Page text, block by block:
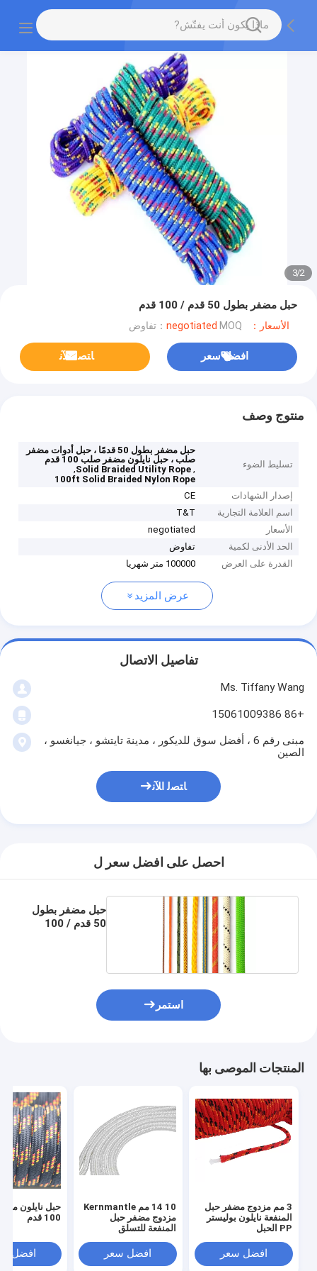
2
/
3
حبل مضفر بطول 50 قدم / 100 قدم
الأسعار：negotiated MOQ：تفاوض
افضل سعر ﺎﺘﺼﻟ ﺍﻶﻧ
منتوج وصف
تسليط الضوء
حبل مضفر بطول 50 قدمًا ، حبل أدوات مضفر
صلب ، حبل نايلون مضفر صلب 100 قدم
,
Solid Braided Utility Rope
,
100ft Solid Braided Nylon Rope
إصدار الشهادات
CE
اسم العلامة التجارية
T&T
الأسعار
negotiated
الحد الأدنى لكمية
تفاوض
القدرة على العرض
100000 متر شهريا
عرض المزيد
تفاصيل الاتصال
Ms. Tiffany Wang
+86 15061009386
مبنى رقم 6 ، أفضل سوق للديكور ، مدينة تايتشو ، جيانغسو ،
الصين
ﺎﺘﺼﻟ ﺍﻶﻧ
احصل على افضل سعر ل
حبل مضفر بطول
50 قدم / 100
استمر
المنتجات الموصى بها
3 مم مزدوج مضفر حبل
المنفعة نايلون بوليستر
PP الحبل
افضل سعر
10 14 مم Kernmantle
مزدوج مضفر حبل
المنفعة للتسلق
افضل سعر
حبل نايلون
100 قدم
افضل